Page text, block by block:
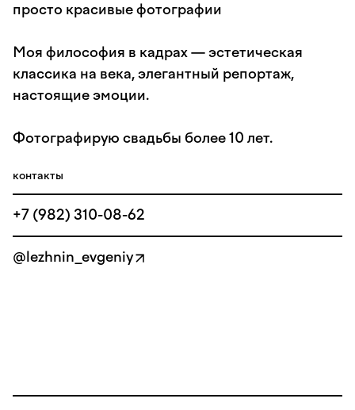
просто красивые фотографии
Моя философия в кадрах — эстетическая
классика на века, элегантный репортаж,
настоящие эмоции.
Фотографирую свадьбы более 10 лет.
контакты
+7 (982) 310-08-62
@lezhnin_evgeniy